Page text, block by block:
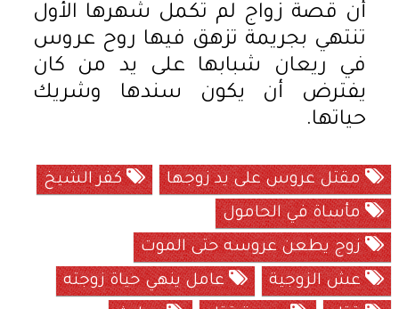
أن قصة زواج لم تكمل شهرها الأول
تنتهي بجريمة تزهق فيها روح عروس
في ريعان شبابها على يد من كان
يفترض أن يكون سندها وشريك
حياتها.
مقتل عروس على يد زوجها
كفر الشيخ
مأساة في الحامول
زوج يطعن عروسه حتى الموت
عش الزوجية
عامل ينهي حياة زوجته